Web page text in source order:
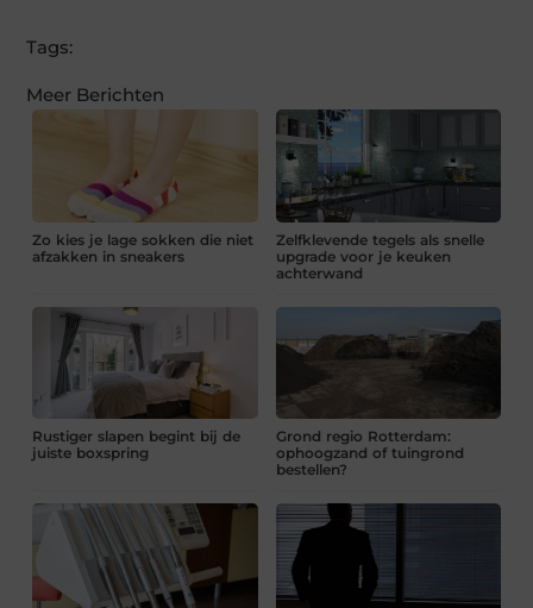
Tags:
Meer Berichten
Zo kies je lage sokken die niet
afzakken in sneakers
Zelfklevende tegels als snelle
upgrade voor je keuken
achterwand
Rustiger slapen begint bij de
juiste boxspring
Grond regio Rotterdam:
ophoogzand of tuingrond
bestellen?